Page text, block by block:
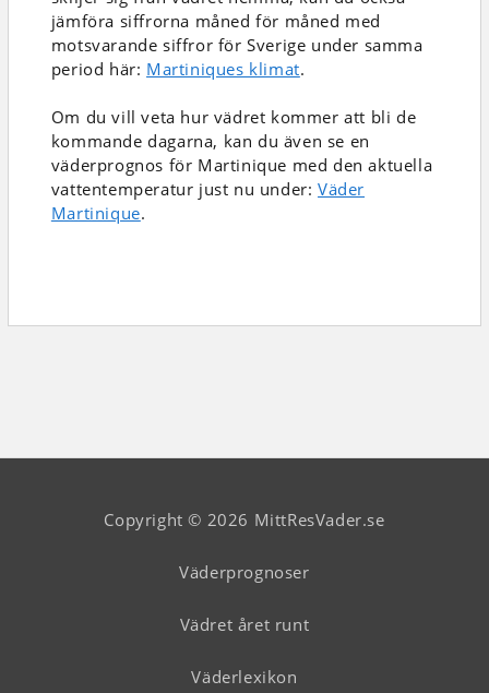
jämföra siffrorna måned för måned med
motsvarande siffror för Sverige under samma
period här: Martiniques klimat.
Om du vill veta hur vädret kommer att bli de
kommande dagarna, kan du även se en
väderprognos för Martinique med den aktuella
vattentemperatur just nu under:Väder
Martinique.
Copyright © 2026 MittResVader.se
Väderprognoser
Vädret året runt
Väderlexikon